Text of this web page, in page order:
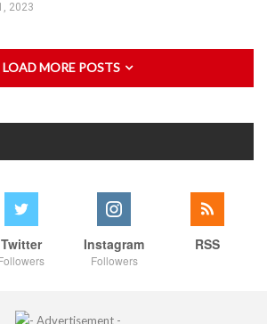
2023
LOAD MORE POSTS
Twitter Instagram
Followers
RSS